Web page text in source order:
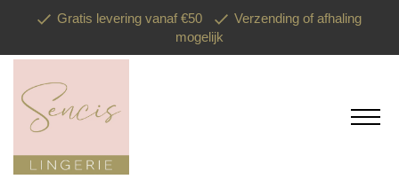
Gratis levering vanaf €50
Verzending of afhaling
mogelijk